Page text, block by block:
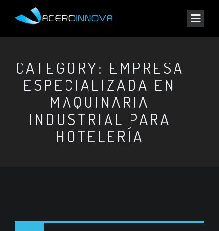
CATEGORY: EMPRESA
ESPECIALIZADA EN
MAQUINARIA
INDUSTRIAL PARA
HOTELERÍA